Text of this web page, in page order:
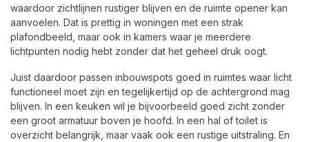
waardoor zichtlijnen rustiger blijven en de ruimte opener kan
aanvoelen. Dat is prettig in woningen met een strak
plafondbeeld, maar ook in kamers waar je meerdere
lichtpunten nodig hebt zonder dat het geheel druk oogt.
Juist daardoor passen inbouwspots goed in ruimtes waar licht
functioneel moet zijn en tegelijkertijd op de achtergrond mag
blijven. In een keuken wil je bijvoorbeeld goed zicht zonder
een groot armatuur boven je hoofd. In een hal of toilet is
overzicht belangrijk, maar vaak ook een rustige uitstraling. En